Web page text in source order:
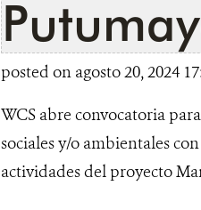
posted on agosto 20, 2024
WCS abre convocatoria
sociales y/o ambientales
actividades del proyecto